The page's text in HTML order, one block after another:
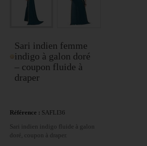
Sari indien femme
indigo à galon doré
– coupon fluide à
draper
Référence : SAFLI36
Sari indien indigo fluide à galon
doré, coupon à draper.